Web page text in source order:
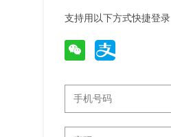
支持用以下方式快捷登录